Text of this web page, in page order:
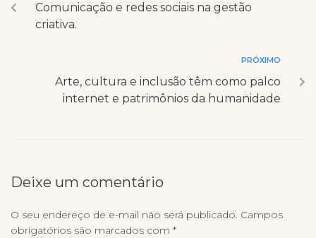
Comunicação e redes sociais na gestão
criativa.
PRÓXIMO
Arte, cultura e inclusão têm como palco
internet e patrimônios da humanidade
Deixe um comentário
O seu endereço de e-mail não será publicado. Campos
obrigatórios são marcados com *